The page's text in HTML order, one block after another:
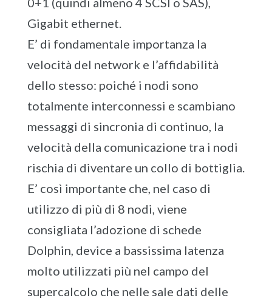
Gigabit ethernet.
E’ di fondamentale importanza la
velocità del network e l’affidabilità
dello stesso: poiché i nodi sono
totalmente interconnessi e scambiano
messaggi di sincronia di continuo, la
velocità della comunicazione tra i nodi
rischia di diventare un collo di bottiglia.
E’ così importante che, nel caso di
utilizzo di più di 8 nodi, viene
consigliata l’adozione di schede
Dolphin, device a bassissima latenza
molto utilizzati più nel campo del
supercalcolo che nelle sale dati delle